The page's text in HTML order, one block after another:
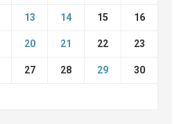
13 14 15 16
20 21 22 23
27 28 29 30